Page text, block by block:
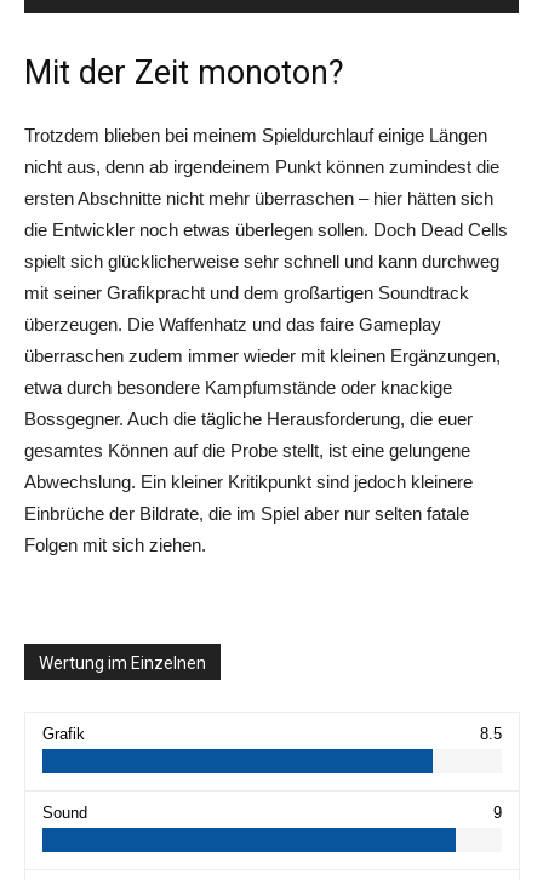
Mit der Zeit monoton?
Trotzdem blieben bei meinem Spieldurchlauf einige Längen
nicht aus, denn ab irgendeinem Punkt können zumindest die
ersten Abschnitte nicht mehr überraschen – hier hätten sich
die Entwickler noch etwas überlegen sollen. Doch Dead Cells
spielt sich glücklicherweise sehr schnell und kann durchweg
mit seiner Grafikpracht und dem großartigen Soundtrack
überzeugen. Die Waffenhatz und das faire Gameplay
überraschen zudem immer wieder mit kleinen Ergänzungen,
etwa durch besondere Kampfumstände oder knackige
Bossgegner. Auch die tägliche Herausforderung, die euer
gesamtes Können auf die Probe stellt, ist eine gelungene
Abwechslung. Ein kleiner Kritikpunkt sind jedoch kleinere
Einbrüche der Bildrate, die im Spiel aber nur selten fatale
Folgen mit sich ziehen.
Wertung im Einzelnen
Grafik 8.5
Sound 9